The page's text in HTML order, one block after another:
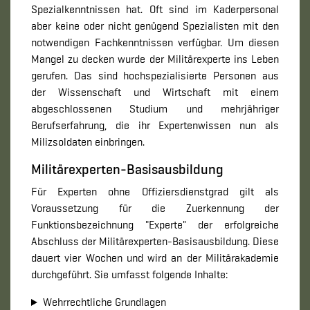
Spezialkenntnissen hat. Oft sind im Kaderpersonal
aber keine oder nicht genügend Spezialisten mit den
notwendigen Fachkenntnissen verfügbar. Um diesen
Mangel zu decken wurde der Militärexperte ins Leben
gerufen. Das sind hochspezialisierte Personen aus
der Wissenschaft und Wirtschaft mit einem
abgeschlossenen Studium und mehrjähriger
Berufserfahrung, die ihr Expertenwissen nun als
Milizsoldaten einbringen.
Militärexperten-Basisausbildung
Für Experten ohne Offiziersdienstgrad gilt als
Voraussetzung für die Zuerkennung der
Funktionsbezeichnung "Experte" der erfolgreiche
Abschluss der Militärexperten-Basisausbildung. Diese
dauert vier Wochen und wird an der Militärakademie
durchgeführt. Sie umfasst folgende Inhalte:
Wehrrechtliche Grundlagen